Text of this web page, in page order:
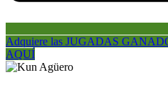
Adquiere las JUGADAS
AQUÍ